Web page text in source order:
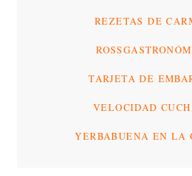
REZETAS DE
TARJETA DE
VELOCIDAD
YERBABUENA EN LA